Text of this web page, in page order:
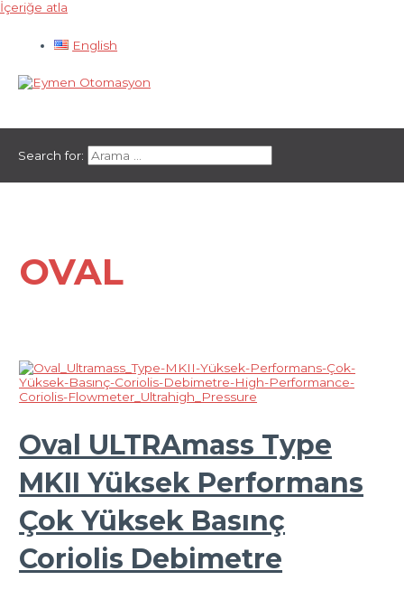
İçeriğe atla
English
Search for:
OVAL
Oval ULTRAmass Type
MKII Yüksek Performans
Çok Yüksek Basınç
Coriolis Debimetre